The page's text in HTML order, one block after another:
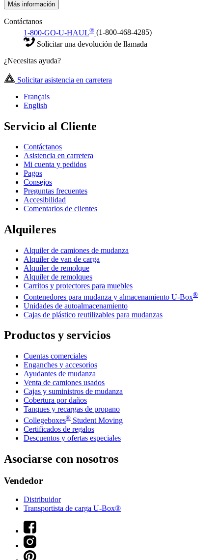
Más información
Contáctanos
1-800-GO-U-HAUL® (1-800-468-4285)
Solicitar una devolución de llamada
¿Necesitas ayuda?
Solicitar asistencia en carretera
Français
English
Servicio al Cliente
Contáctanos
Asistencia en carretera
Mi cuenta y pedidos
Pagos
Consejos
Preguntas frecuentes
Accesibilidad
Comentarios de clientes
Alquileres
Alquiler de camiones de mudanza
Alquiler de van de carga
Alquiler de remolque
Alquiler de remolques
Carritos y protectores para muebles
Contenedores para mudanza y almacenamiento U-Box®
Unidades de autoalmacenamiento
Cajas de plástico reutilizables para mudanzas
Productos y servicios
Cuentas comerciales
Enganches y accesorios
Ayudantes de mudanza
Venta de camiones usados
Cajas y suministros de mudanza
Cobertura por daños
Tanques y recargas de propano
Collegeboxes® Student Moving
Certificados de regalos
Descuentos y ofertas especiales
Asociarse con nosotros
Vendedor
Distribuidor
Transportista de carga U-Box®